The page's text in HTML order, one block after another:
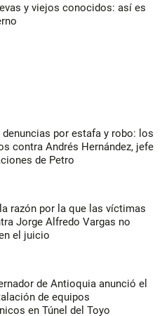
y viejos conocidos: así es
denuncias por estafa y robo: los
contra Andrés Hernández, jefe
de Petro
razón por la que las víctimas
Jorge Alfredo Vargas no
el juicio
de Antioquia anunció el
de equipos
en Túnel del Toyo